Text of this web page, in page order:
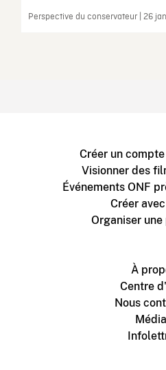
Perspective du conservateur | 26
Créer un
Visionner des
Événements ONF
Créer
Organiser
À
Centre
Nous